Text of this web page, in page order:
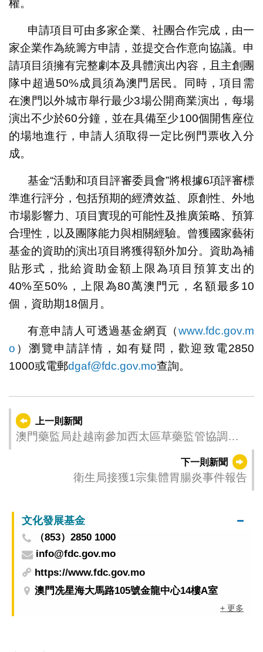
權。
申請項目可由多家企業、社團合作完成，由一
家企業作為統籌方申請，並提交合作意向協議。申
請項目須擁有完整劇本及具體演出內容，且主創團
隊中超過50%成員須為澳門居民。同時，項目需
在澳門以外城市舉行最少3場公開商業演出，每場
演出不少於60分鐘，並在具備至少100個開售座位
的場地進行，申請人須取得一定比例門票收入分
成。
基金“活動和項目評審委員會”將根據6項評審標
準進行評分，包括預期的經濟效益、原創性、外地
市場影響力、項目實現的可能性及推廣策略、預算
合理性，以及團隊能力與相關經驗。曾獲國家藝術
基金的資助的演出項目將獲得額外加分。資助為補
貼形式，批給資助金額上限為項目預算支出的
40%至50%，上限為80萬澳門元，名額最多10
個，資助期18個月。
有意申請人可透過基金網頁（www.fdc.gov.m
o ）瀏覽申請詳情，如有疑問，歡迎致電2850
1000或電郵dgaf@fdc.gov.mo查詢。
上一則新聞
澳門藥監局赴越南參加西太區草藥監管協調論
下一則新聞
衛生局接獲1宗集體胃腸炎事件報告
文化發展基金
（853）2850 1000
info@fdc.gov.mo
https://www.fdc.gov.mo
澳門冼星海大馬路105號金龍中心14樓A室
+ 更多